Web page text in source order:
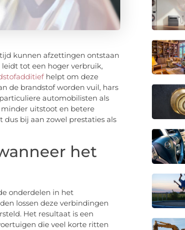
kunnen afzettingen ontstaan
tot een hoger verbruik,
helpt om deze
de brandstof worden vuil, hars
automobilisten als
minder uitstoot en betere
bij aan zowel prestaties als
het
onderdelen in het
lossen deze verbindingen
Het resultaat is een
die veel korte ritten